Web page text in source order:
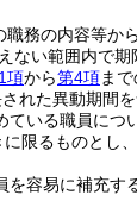
務の内容等か
ない範囲内で
項から第4項ま
れた異動期間
ている職員につ
限るものとし
容易に補充す